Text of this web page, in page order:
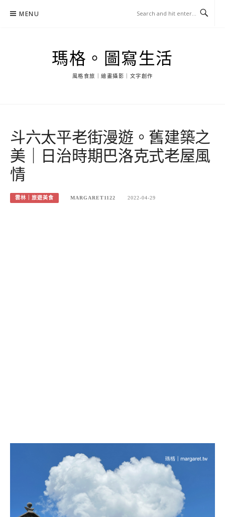
MENU
瑪格。圖寫生活
風格食旅｜繪畫攝影｜文字創作
斗六太平老街漫遊。舊建築之
美｜日治時期巴洛克式老屋風
情
雲林｜旅遊美食 MARGARET1122 2022-04-29